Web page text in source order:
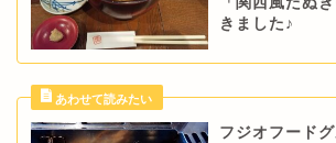
きました♪
フジオフード